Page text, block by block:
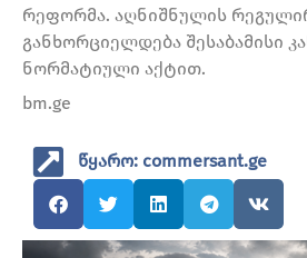
რეფორმა. აღნიშნულის
განხორციელდება შესაბამისი
ნორმატიული აქტით.
bm.ge
წყარო: commersant.ge